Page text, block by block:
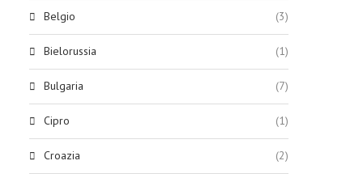
Belgio (3)
Bielorussia (1)
Bulgaria (7)
Cipro (1)
Croazia (2)